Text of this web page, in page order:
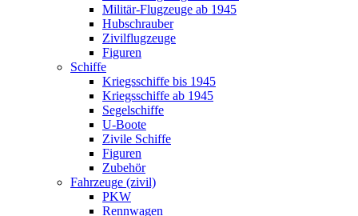
Militär-Flugzeuge ab 1945
Hubschrauber
Zivilflugzeuge
Figuren
Schiffe
Kriegsschiffe bis 1945
Kriegsschiffe ab 1945
Segelschiffe
U-Boote
Zivile Schiffe
Figuren
Zubehör
Fahrzeuge (zivil)
PKW
Rennwagen